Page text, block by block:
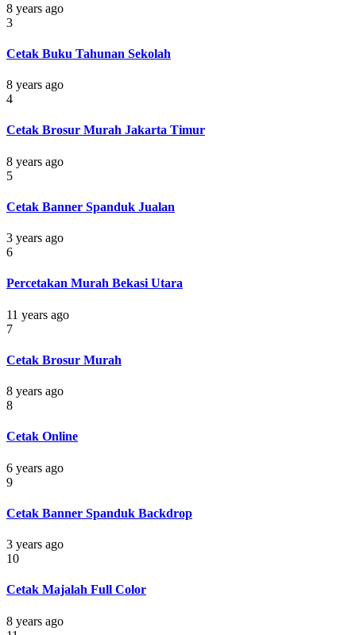
8 years ago
3
Cetak Buku Tahunan Sekolah
8 years ago
4
Cetak Brosur Murah Jakarta Timur
8 years ago
5
Cetak Banner Spanduk Jualan
3 years ago
6
Percetakan Murah Bekasi Utara
11 years ago
7
Cetak Brosur Murah
8 years ago
8
Cetak Online
6 years ago
9
Cetak Banner Spanduk Backdrop
3 years ago
10
Cetak Majalah Full Color
8 years ago